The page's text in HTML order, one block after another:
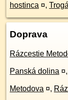
hostinca ¤,
Doprava
Rázcestie
Panská dolina ¤,
Metodova ¤,